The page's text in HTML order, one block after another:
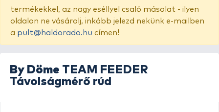
termékekkel, az nagy eséllyel csaló másolat - ilyen
oldalon ne vásárolj, inkább jelezd nekünk e-mailben
a pult@haldorado.hu címen!
By Döme TEAM FEEDER
Távolságmérő rúd